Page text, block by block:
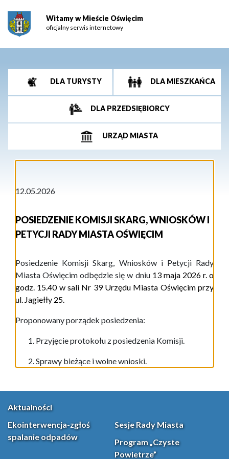
Witamy w Mieście Oświęcim
oficjalny serwis internetowy
DLA TURYSTY DLA MIESZKAŃCA
DLA PRZEDSIĘBIORCY
URZĄD MIASTA
12.05.2026
POSIEDZENIE KOMISJI SKARG, WNIOSKÓW I
PETYCJI RADY MIASTA OŚWIĘCIM
Posiedzenie KomisjiSkarg, Wniosków i PetycjiRady
Miasta Oświęcim odbędzie się w dniu 13 maja2026r.o
godz. 15.40 wsali Nr 39Urzędu Miasta Oświęcimprzy
ul. Jagiełły 25.
Proponowany porządek posiedzenia:
Przyjęcie protokołu z posiedzenia Komisji.
Sprawy bieżące i wolne wnioski.
Aktualności
Ekointerwencja-zgłoś
spalanie odpadów
Sesje Rady Miasta
Program „Czyste
Powietrze”